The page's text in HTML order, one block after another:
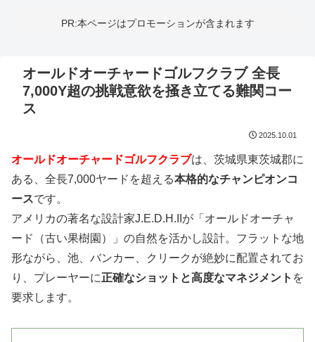
PR:本ページはプロモーションが含まれます
オールドオーチャードゴルフクラブ 全長
7,000Y超の挑戦意欲を掻き立てる難関コー
ス
2025.10.01
オールドオーチャードゴルフクラブは、茨城県東茨城郡に
ある、全長7,000ヤードを超える本格的なチャンピオンコ
ースです。
アメリカの著名な設計家J.E.D.H.IIが「オールドオーチャ
ード（古い果樹園）」の自然を活かし設計。フラットな地
形ながら、池、バンカー、クリークが絶妙に配置されてお
り、プレーヤーに正確なショットと高度なマネジメント を
要求します。